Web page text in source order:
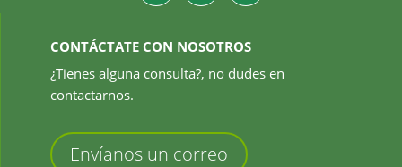
CONTÁCTATE CON NOSOTROS
¿Tienes alguna consulta?, no dudes en
contactarnos.
Envíanos un correo